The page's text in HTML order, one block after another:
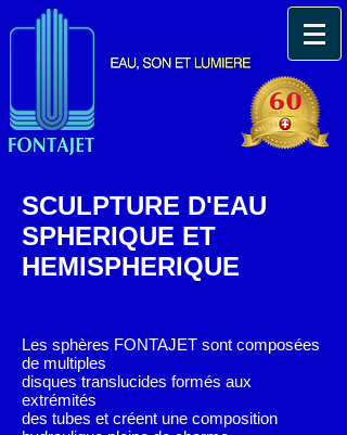
SCULPTURE D'EAU
SPHERIQUE ET
HEMISPHERIQUE
Les sphères FONTAJET sont composées
de multiples
disques translucides formés aux
extrémités
des tubes et créent une composition